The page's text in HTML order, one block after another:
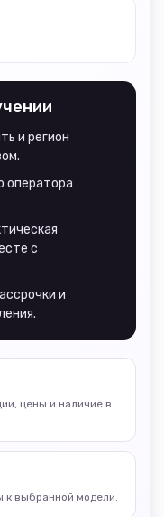
и регион
оператора
с
и
цены и наличие в
к выбранной модели.